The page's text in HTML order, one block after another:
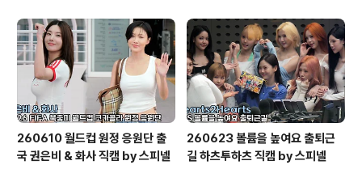
260610 월드컵 원정 응원단 출
국 권은비 & 화사 직캠 by 스피넬
260623 볼륨을 높여요 출퇴근
길 하츠투하츠 직캠 by 스피넬